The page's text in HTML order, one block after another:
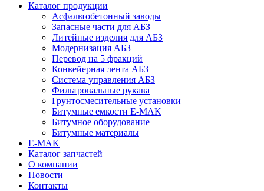
Каталог продукции
Асфальтобетонный заводы
Запасные части для АБЗ
Литейные изделия для АБЗ
Модернизация АБЗ
Перевод на 5 фракций
Конвейерная лента АБЗ
Система управления АБЗ
Фильтровальные рукава
Грунтосмесительные установки
Битумные емкости E-MAK
Битумное оборудование
Битумные материалы
E-MAK
Каталог запчастей
О компании
Новости
Контакты